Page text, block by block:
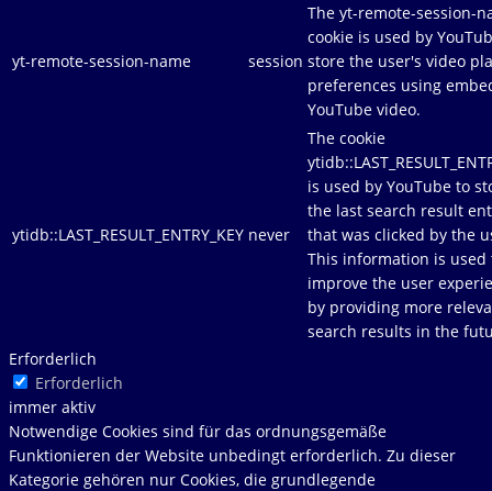
yt-remote-session-name session
The yt-remote-session-
cookie is used by
store the user's video
preferences using
YouTube video.
ytidb::LAST_RESULT_ENTRY_KEY never
The cookie
is used by YouTube to
the last search result
that was clicked by the
This information is used
improve the user
by providing more
search results in the
Erforderlich
Erforderlich
immer aktiv
Notwendige Cookies sind für das ordnungsgemäße
Funktionieren der Website unbedingt erforderlich. Zu dieser
Kategorie gehören nur Cookies, die grundlegende